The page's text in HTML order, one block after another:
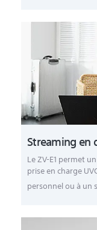
Streaming en
Le ZV-E1 permet
prise en charge
personnel ou à un